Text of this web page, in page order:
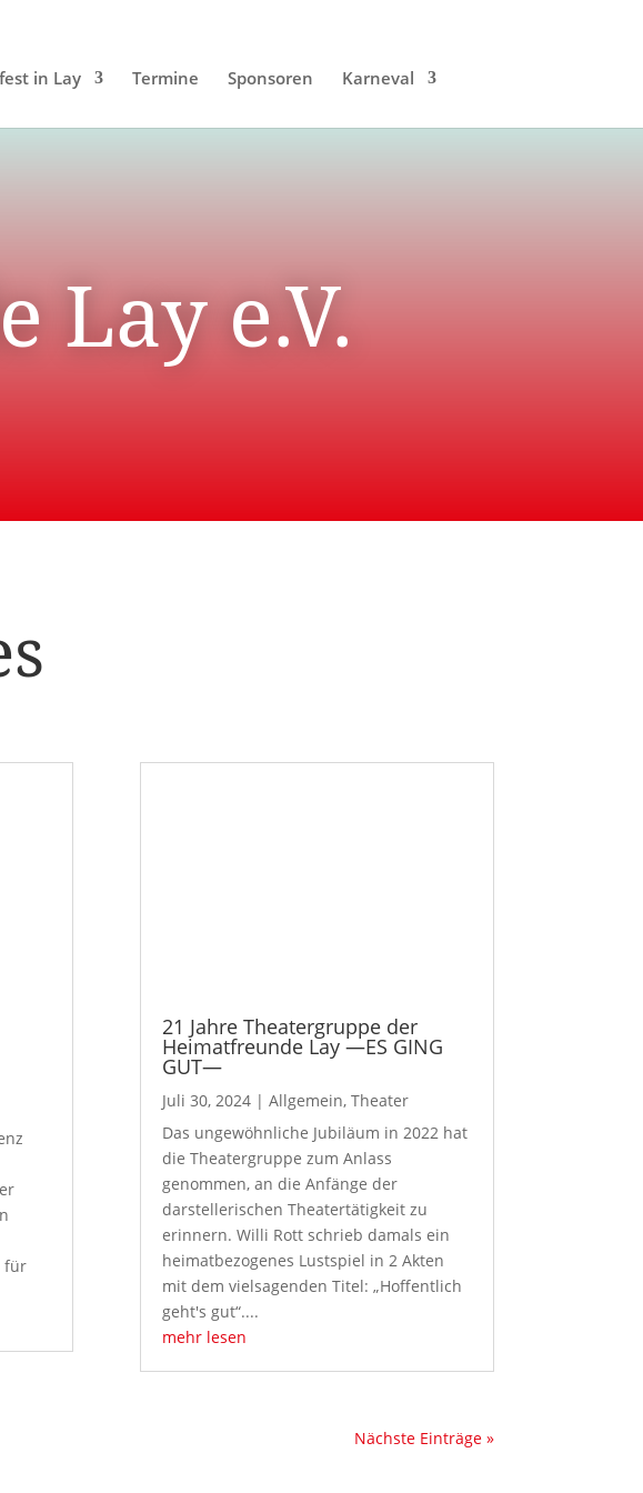
in Lay Termine Sponsoren Karneval
Lay e.V.
für
21 Jahre Theatergruppe der
Heimatfreunde Lay —ES GING
GUT—
Juli 30, 2024| Allgemein, Theater
Das ungewöhnliche Jubiläum in 2022 hat
die Theatergruppe zum Anlass
genommen, an die Anfänge der
darstellerischen Theatertätigkeit zu
erinnern. Willi Rott schrieb damals ein
heimatbezogenes Lustspiel in 2 Akten
mit dem vielsagenden Titel: „Hoffentlich
geht's gut“....
mehr lesen
Nächste Einträge »